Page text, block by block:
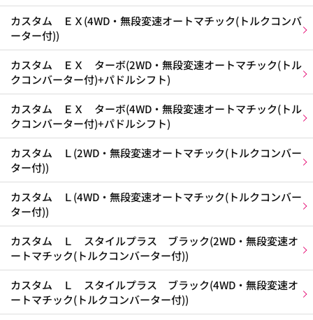
カスタム ＥＸ(4WD・無段変速オートマチック(トルクコンバ
ーター付))
カスタム ＥＸ ターボ(2WD・無段変速オートマチック(トル
クコンバーター付)+パドルシフト)
カスタム ＥＸ ターボ(4WD・無段変速オートマチック(トル
クコンバーター付)+パドルシフト)
カスタム Ｌ(2WD・無段変速オートマチック(トルクコンバー
ター付))
カスタム Ｌ(4WD・無段変速オートマチック(トルクコンバー
ター付))
カスタム Ｌ スタイルプラス ブラック(2WD・無段変速オ
ートマチック(トルクコンバーター付))
カスタム Ｌ スタイルプラス ブラック(4WD・無段変速オ
ートマチック(トルクコンバーター付))